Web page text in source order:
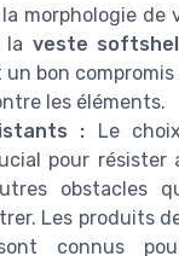
morphologie de
la veste
bon
les éléments.
: Le
pour résister
obstacles
Les produits
connus